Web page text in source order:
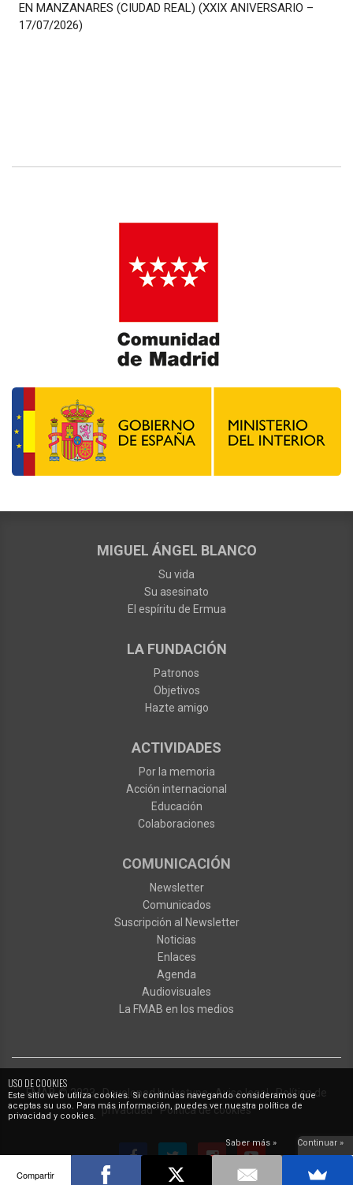
USO DE COOKIES
Este sitio web utiliza cookies. Si continúas navegando consideramos que
aceptas su uso. Para más información, puedes ver nuestra política de
privacidad y cookies.
Saber más » Continuar »
EN MANZANARES (CIUDAD REAL) (XXIX ANIVERSARIO –
17/07/2026)
MIGUEL ÁNGEL BLANCO
Su vida
Su asesinato
El espíritu de Ermua
LA FUNDACIÓN
Patronos
Objetivos
Hazte amigo
ACTIVIDADES
Por la memoria
Acción internacional
Educación
Colaboraciones
COMUNICACIÓN
Newsletter
Comunicados
Suscripción al Newsletter
Noticias
Enlaces
Agenda
Audiovisuales
La FMAB en los medios
FMAB© 2023·Developed byIxotype·Aviso legal·Política de
privacidad·Política de cookies
Compartir